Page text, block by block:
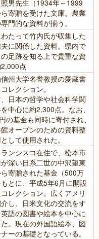
男先生（1934年～1999
寄贈を受けた文庫。農業
門的な資料が揃う。
たって竹内氏が収集した
に関係した資料。県内で
足跡を知る上で貴重な資
点
州大学名誉教授の愛蔵書
レクション。
、日本の哲学や社会科学関
中心に約2,300点。なお、
の基金も同時に寄付され、
オープンのための資料整
して使用された。
ンシスコ在住で、松本市
深い日系二世の中沢望東
寄贈された基金（500万
とに、平成5年6月に開設
レクション。広くアメリ
し、日米文化の交流をす
語の図書や絵本を中心に
。現在の外国語絵本、図
ーの基礎となっている。